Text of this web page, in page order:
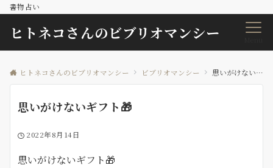
書物占い
ヒトネコさんのビブリオマンシー
ヒトネコさんのビブリオマンシー ビブリオマンシー 思いがけないギフト🎁
思いがけないギフト🎁
2022年8月14日
思いがけないギフト🎁